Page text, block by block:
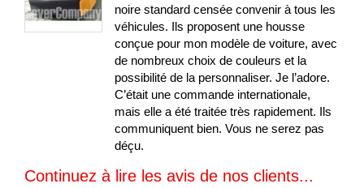
noire standard censée convenir à tous les
véhicules. Ils proposent une housse
conçue pour mon modèle de voiture, avec
de nombreux choix de couleurs et la
possibilité de la personnaliser. Je l’adore.
C’était une commande internationale,
mais elle a été traitée très rapidement. Ils
communiquent bien. Vous ne serez pas
déçu.
Continuez à lire les avis de nos clients...